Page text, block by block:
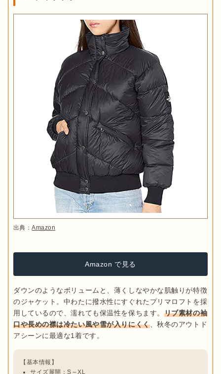
出典：Amazon
Amazon で見る
ダウンのようなボリュームと、薄くしなやかな肌触りが特徴
のジャケット。中わたに撥水性にすぐれたプリマロフトを採
用しているので、濡れても保温性を保ちます。 リブ素材の袖
口や長めの襟は冷たい風や雪が入りにくく、秋冬のアウトド
サイズ展開：S～XL